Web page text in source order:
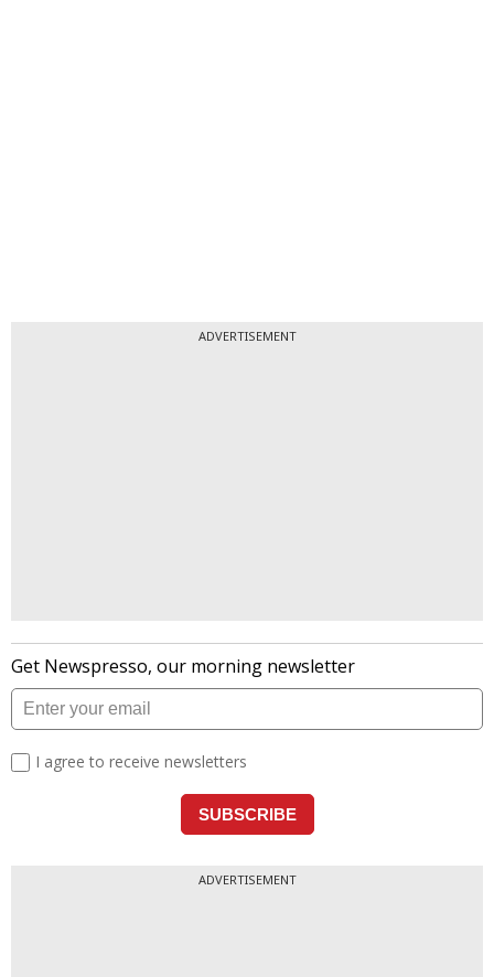
ADVERTISEMENT
ADVERTISEMENT